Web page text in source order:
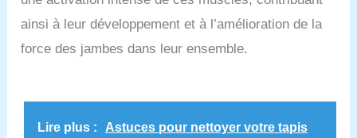
ainsi à leur développement et à l’amélioration de la
force des jambes dans leur ensemble.
Lire plus :
Astuces pour nettoyer votre tapis